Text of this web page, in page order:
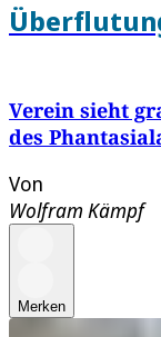
Verein sieht
des
Von
Wolfram Kämpf
Merken